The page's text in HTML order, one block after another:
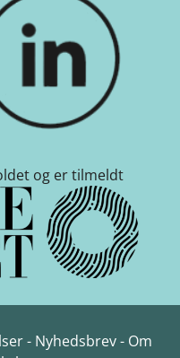
og er tilmeldt
- Nyhedsbrev- Om